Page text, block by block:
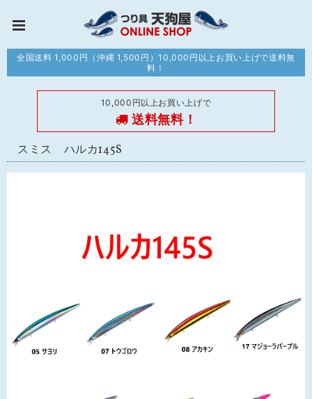
全国送料 1,000円（沖縄 1,500円）10,000円以上お買い上げで送料無
料！
10,000円以上お買い上げで
送料無料！
スミス ハルカ145S